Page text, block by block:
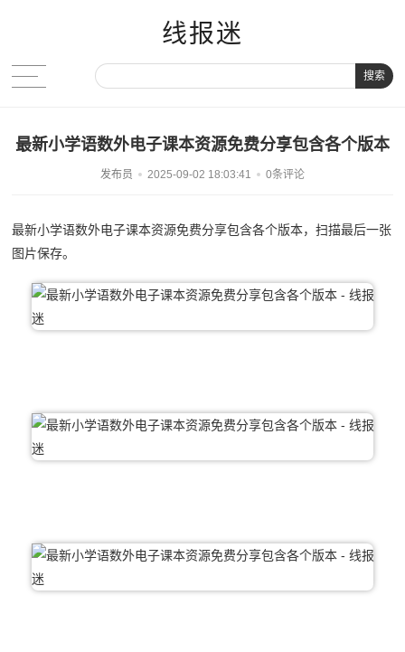
线报迷
搜索
最新小学语数外电子课本资源免费分享包含各个版本
发布员 2025-09-02 18:03:41 0条评论
最新小学语数外电子课本资源免费分享包含各个版本，扫描最后一张
图片保存。